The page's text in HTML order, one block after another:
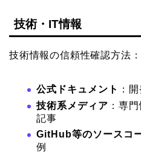
技術・IT情報
技術情報の信頼性確認方法：
公式ドキュメント
：
技術系メディア ：専
記事
GitHub等のソースコ
例